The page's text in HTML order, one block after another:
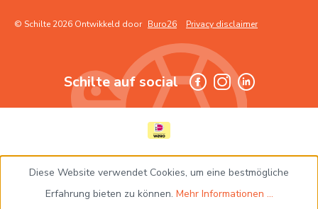
© Schilte 2026 Ontwikkeld door Buro26 Privacy disclaimer
Schilte auf social
Diese Website verwendet Cookies, um eine bestmögliche
Erfahrung bieten zu können. Mehr Informationen ...